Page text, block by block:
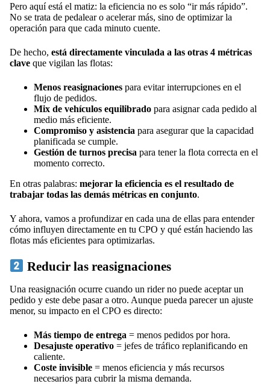
Pero aquí está el matiz: la eficiencia no es solo “ir más rápido”.
No se trata de pedalear o acelerar más, sino de optimizar la
operación para que cada minuto cuente.
De hecho, está directamente vinculada a las otras 4 métricas
clave que vigilan las flotas:
Menos reasignaciones para evitar interrupciones en el
flujo de pedidos.
Mix de vehículos equilibrado para asignar cada pedido al
medio más eficiente.
Compromiso y asistencia para asegurar que la capacidad
planificada se cumple.
Gestión de turnos precisa para tener la flota correcta en el
momento correcto.
En otras palabras: mejorar la eficiencia es el resultado de
trabajar todas las demás métricas en conjunto.
Y ahora, vamos a profundizar en cada una de ellas para entender
cómo influyen directamente en tu CPO y qué están haciendo las
flotas más eficientes para optimizarlas.
Reducir las reasignaciones
Una reasignación ocurre cuando un rider no puede aceptar un
pedido y este debe pasar a otro. Aunque pueda parecer un ajuste
menor, su impacto en el CPO es directo:
Más tiempo de entrega = menos pedidos por hora.
Desajuste operativo = jefes de tráfico replanificando en
caliente.
Coste invisible = menos eficiencia y más recursos
necesarios para cubrir la misma demanda.